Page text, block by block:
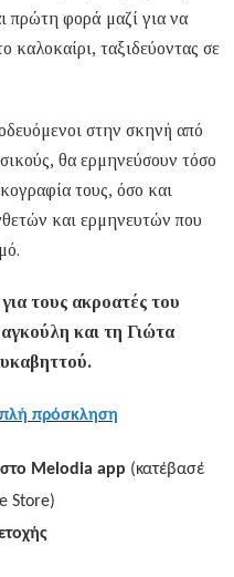
πρώτη φορά μαζί για να
καλοκαίρι, ταξιδεύοντας σε
στην σκηνή από
θα ερμηνεύσουν τόσο
τους, όσο και
και ερμηνευτών που
τους ακροατές του
και τη Γιώτα
πρόσκληση
στο Melodia app (κατέβασέ
Store)